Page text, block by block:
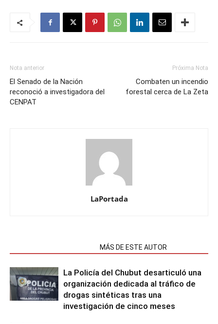
Nota anterior
El Senado de la Nación
reconoció a investigadora del
CENPAT
Próxima Nota
Combaten un incendio
forestal cerca de La Zeta
LaPortada
MÁS DE ESTE AUTOR
La Policía del Chubut desarticuló una
organización dedicada al tráfico de
drogas sintéticas tras una
investigación de cinco meses